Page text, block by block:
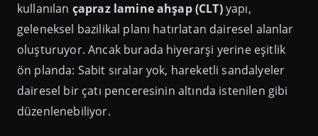
kullanılan çapraz lamine ahşap (CLT)yapı,
geleneksel bazilikal planı hatırlatan dairesel alanlar
oluşturuyor. Ancak burada hiyerarşi yerine eşitlik
ön planda: Sabit sıralar yok, hareketli sandalyeler
dairesel bir çatı penceresinin altında istenilen gibi
düzenlenebiliyor.